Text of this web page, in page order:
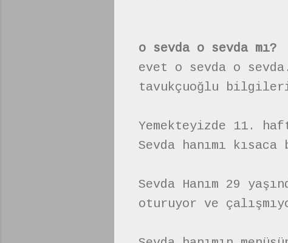
o sevda o sevda mı?
evet o sevda o
tavukçuoğlu bilgileri;
Yemekteyizde 11.
Sevda hanımı
Sevda Hanım 29
oturuyor ve